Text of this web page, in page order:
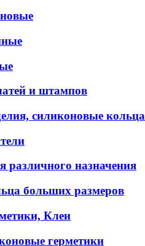
и штампов
силиконовые кольца
различного назначения
больших размеров
Клеи
герметики